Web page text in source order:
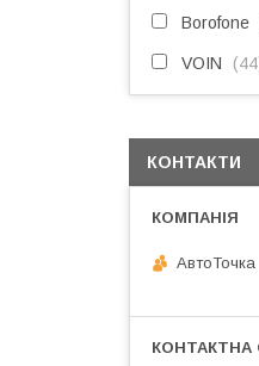
Borofone
VOIN 44
КОНТАКТИ
АвтоТочка